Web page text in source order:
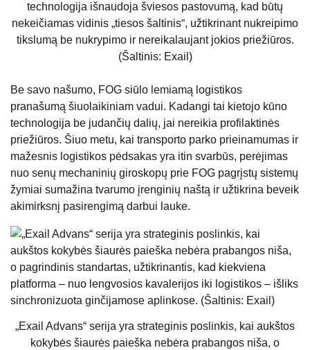
technologija išnaudoja šviesos pastovumą, kad būtų
nekeičiamas vidinis „tiesos šaltinis“, užtikrinant nukreipimo
tikslumą be nukrypimo ir nereikalaujant jokios priežiūros.
(Šaltinis: Exail)
Be savo našumo, FOG siūlo lemiamą logistikos
pranašumą šiuolaikiniam vadui. Kadangi tai kietojo kūno
technologija be judančių dalių, jai nereikia profilaktinės
priežiūros. Šiuo metu, kai transporto parko prieinamumas ir
mažesnis logistikos pėdsakas yra itin svarbūs, perėjimas
nuo senų mechaninių giroskopų prie FOG pagrįstų sistemų
žymiai sumažina tvarumo įrenginių naštą ir užtikrina beveik
akimirksnį pasirengimą darbui lauke.
„Exail Advans“ serija yra strateginis poslinkis, kai aukštos
kokybės šiaurės paieška nebėra prabangos niša, o